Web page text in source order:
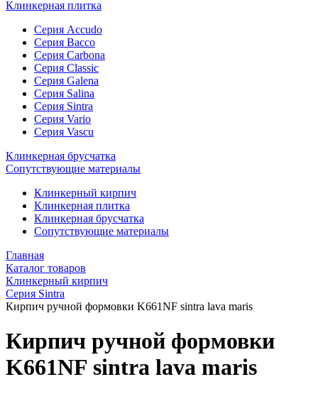
Клинкерная плитка
Cерия Accudo
Cерия Bacco
Cерия Carbona
Cерия Classic
Серия Galena
Cерия Salina
Cерия Sintra
Cерия Vario
Cерия Vascu
Клинкерная брусчатка
Сопутствующие материалы
Клинкерный кирпич
Клинкерная плитка
Клинкерная брусчатка
Сопутствующие материалы
Главная
Каталог товаров
Клинкерный кирпич
Cерия Sintra
Кирпич ручной формовки K661NF sintra lava maris
Кирпич ручной формовки
K661NF sintra lava maris